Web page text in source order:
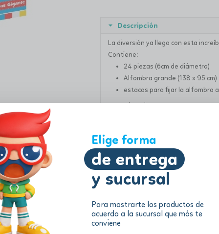
Elige forma
de entrega
y sucursal
Para mostrarte los productos de
acuerdo a la sucursal que más te
conviene
Descripción
La diversión ya llego con esta
Contiene:
24 piezas (6cm de diámetro)
Alfombra grande (138 x 95 cm)
estacas para fijar la alfombra
Para 2 jugadores
Información adicional